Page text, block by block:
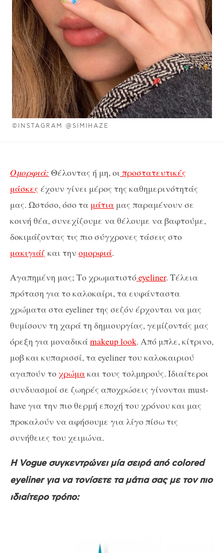
©INSTAGRAM @SIMIHAZE
Ομορφιά: Θέλοντας ή μη, οι προστατευτικές
μάσκες έχουν γίνει μέρος της καθημερινότητάς
μας. Ωστόσο, όσο τα μάτια μας παραμένουν σε
κοινή θέα, συνεχίζουμε να θέλουμε να βαφτούμε,
δοκιμάζοντας τις πιο σύγχρονες τάσεις στο
μακιγιάζ και την ομορφιά.
Αγαπημένη μας; Το χρωματιστόeyeliner. Τέλεια
πρόταση για το καλοκαίρι, τα ευφάνταστα
χρώματα στα eyeliner της σεζόν έρχονται να μας
θυμίσουν τη χαρά τη δημιουργίας, γεμίζοντάς μας
όρεξη για μοναδικάmakeup look. Από μπλε, κίτρινο,
μοβ και κυπαρισσί, τα eyeliner του καλοκαιριού
αγαπούν τοχρώμακαι τους τολμηρούς. Ιδιαίτεροι
συνδυασμοί σε ζωηρές αποχρώσεις γίνονται must-
have για την πιο θερμή εποχή του χρόνου και μας
προκαλούν να αφήσουμε για λίγο πίσω τις
συνήθειες του χειμώνα.
H Vogue συγκεντρώνει μία σειρά από colored
eyeliner για να τονίσετε τα μάτια σας με τον πιο
ιδιαίτερο τρόπο: